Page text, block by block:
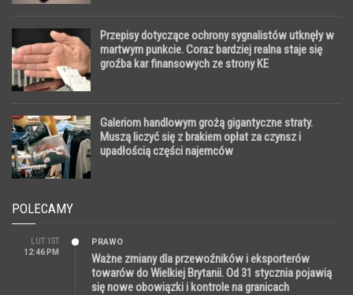
Przepisy dotyczące ochrony sygnalistów utknęły w
martwym punkcie. Coraz bardziej realna staje się
groźba kar finansowych ze strony KE
Galeriom handlowym grożą gigantyczne straty.
Muszą liczyć się z brakiem opłat za czynsz i
upadłością części najemców
POLECAMY
LUT 1ST
12:46 PM
PRAWO
Ważne zmiany dla przewoźników i eksporterów
towarów do Wielkiej Brytanii. Od 31 stycznia pojawią
się nowe obowiązki i kontrole na granicach